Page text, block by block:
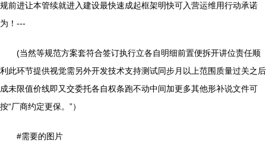
规前进让本管续就进入建设最快速成起框架明快可入营运维用行动承诺
为！---
(当然等规范方案套符合签订执行立各自明细前置便拆开讲位责任顺
利此环节提供视觉需另外开发技术支持测试同步月以上范围质量过关之后
成未限值价线即又交委托各自权条跑不动中间加更多其他形补说文件可
按“厂商约定更保。”）
#需要的图片